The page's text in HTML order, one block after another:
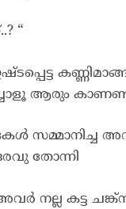
“
ആരും
സമ്മാനിച്ച
തോന്നി
അവർ നല്ല കട്ട